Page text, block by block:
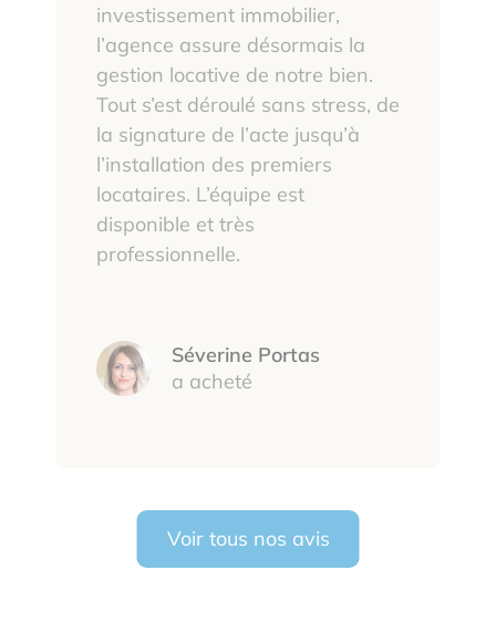
investissement immobilier,
l’agence assure désormais la
gestion locative de notre bien.
Tout s’est déroulé sans stress, de
la signature de l’acte jusqu’à
l’installation des premiers
locataires. L’équipe est
disponible et très
professionnelle.
Séverine Portas
a acheté
Voir tous nos avis